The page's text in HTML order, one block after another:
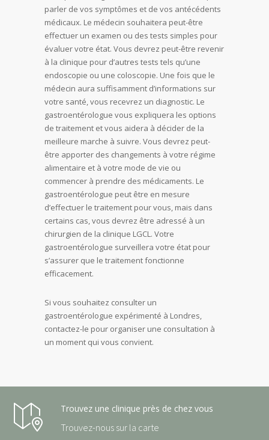
parler de vos symptômes et de vos antécédents
médicaux. Le médecin souhaitera peut-être
effectuer un examen ou des tests simples pour
évaluer votre état. Vous devrez peut-être revenir
à la clinique pour d’autres tests tels qu’une
endoscopie ou une coloscopie. Une fois que le
médecin aura suffisamment d’informations sur
votre santé, vous recevrez un diagnostic. Le
gastroentérologue vous expliquera les options
de traitement et vous aidera à décider de la
meilleure marche à suivre. Vous devrez peut-
être apporter des changements à votre régime
alimentaire et à votre mode de vie ou
commencer à prendre des médicaments. Le
gastroentérologue peut être en mesure
d’effectuer le traitement pour vous, mais dans
certains cas, vous devrez être adressé à un
chirurgien de la clinique LGCL. Votre
gastroentérologue surveillera votre état pour
s’assurer que le traitement fonctionne
efficacement.
Si vous souhaitez consulter un
gastroentérologue expérimenté à Londres,
contactez-le pour organiser une consultation à
un moment qui vous convient.
Trouvez une clinique près de chez vous
Trouvez-nous sur la carte